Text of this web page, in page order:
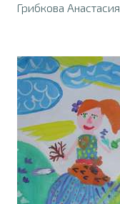
Грибкова Анастасия